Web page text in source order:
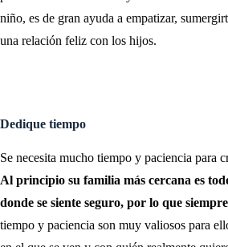
niño, es de gran ayuda a empatizar,
una relación feliz con los hijos.
Dedique tiempo
Se necesita mucho tiempo y paciencia para
Al principio su familia más cercana es
donde se siente seguro, por lo que
tiempo y paciencia son muy valiosos para